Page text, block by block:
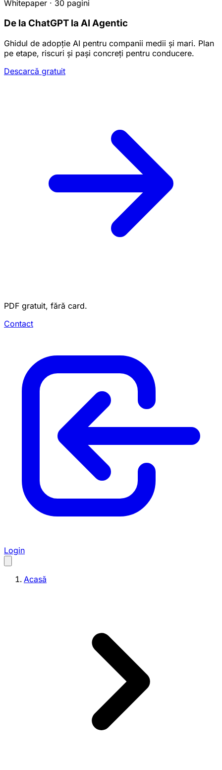
Whitepaper · 30 pagini
De la ChatGPT la AI Agentic
Ghidul de adopție AI pentru companii medii și mari. Plan
pe etape, riscuri și pași concreți pentru conducere.
Descarcă gratuit
PDF gratuit, fără card.
Contact
Login
Acasă